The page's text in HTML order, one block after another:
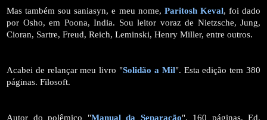
Mas também sou saniasyn, e meu nome, Paritosh Keval, foi dado
por Osho, em Poona, India. Sou leitor voraz de Nietzsche, Jung,
Cioran, Sartre, Freud, Reich, Leminski, Henry Miller, entre outros.
Acabei de relançar meu livro "Solidão a Mil". Esta edição tem 380
páginas. Filosoft.
Autor do polêmico "Manual da Separação", 160 páginas, Ed.